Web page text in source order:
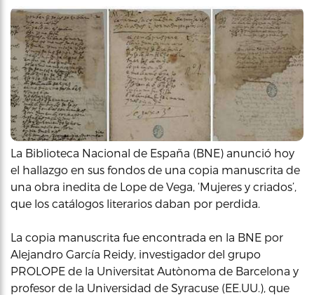
La Biblioteca Nacional de España (BNE) anunció hoy
el hallazgo en sus fondos de una copia manuscrita de
una obra inedita de Lope de Vega, ‘Mujeres y criados’,
que los catálogos literarios daban por perdida.
La copia manuscrita fue encontrada en la BNE por
Alejandro García Reidy, investigador del grupo
PROLOPE de la Universitat Autònoma de Barcelona y
profesor de la Universidad de Syracuse (EE.UU.), que